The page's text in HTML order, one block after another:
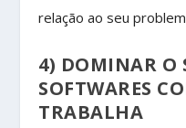
relação ao seu
4) DOMINAR O
SOFTWARES
TRABALHA